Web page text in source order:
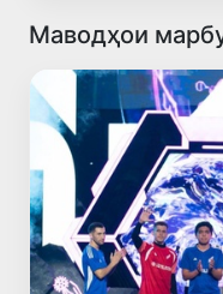
Маводҳои